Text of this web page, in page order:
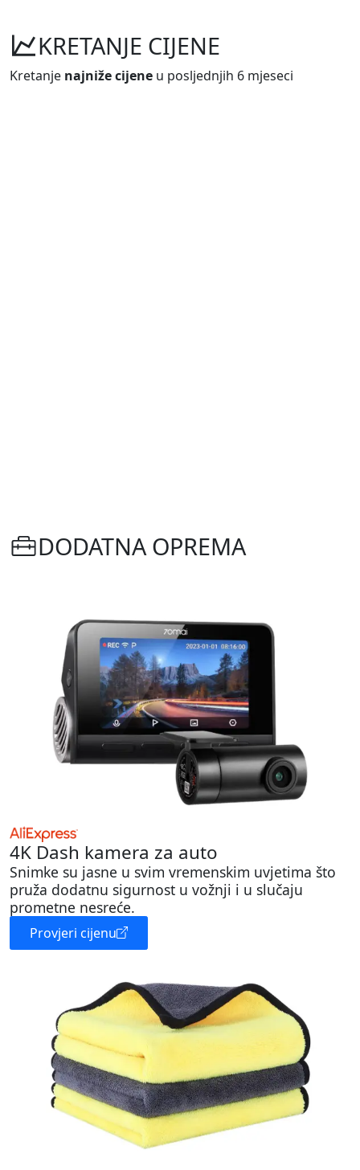
KRETANJE CIJENE
Kretanje najniže cijene u posljednjih 6 mjeseci
DODATNA OPREMA
4K Dash kamera za auto
Snimke su jasne u svim vremenskim uvjetima što
pruža dodatnu sigurnost u vožnji i u slučaju
prometne nesreće.
Provjeri cijenu